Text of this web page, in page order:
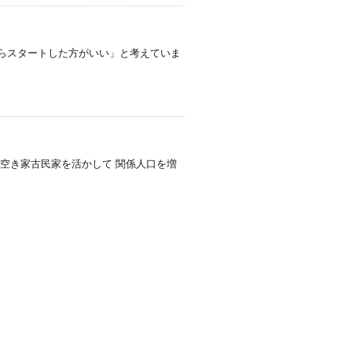
タートした方がいい」と考えていま
き家古民家を活かして 関係人口を増